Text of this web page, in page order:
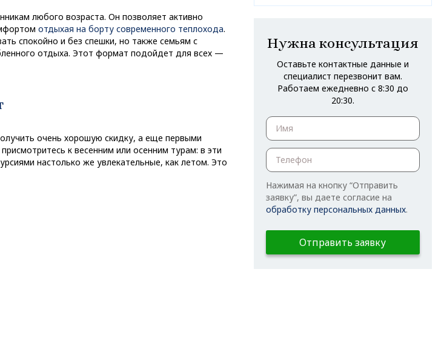
любого возраста. Он позволяет активно
отдыхая на борту современного теплохода.
спокойно и без спешки, но также семьям с
отдыха. Этот формат подойдет для всех —
очень хорошую скидку, а еще первыми
к весенним или осенним турам: в эти
настолько же увлекательные, как летом. Это
Нужна консультация
Оставьте контактные данные и
специалист перезвонит вам.
Работаем ежедневно с 8:30 до
20:30.
Нажимая на кнопку “Отправить
заявку”, вы даете согласие на
обработку персональных данных.
Отправить заявку